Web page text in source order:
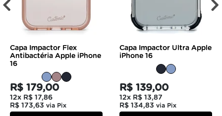
Capa Impactor Flex
Antibactéria Apple iPhone
16
R$ 179,00
12x R$ 17,86
R$ 173,63 via Pix
Capa Impactor Ultra Apple
iPhone 16
R$ 139,00
12x R$ 13,87
R$ 134,83 via Pix